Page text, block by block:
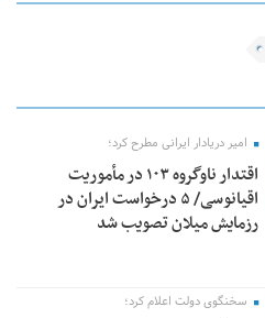
امیر دریادار ایرانی مطرح کرد؛
اقتدار ناوگروه ۱۰۳ در مأموریت‌
اقیانوسی/ ۵ درخواست ایران در
رزمایش میلان تصویب شد
سخنگوی دولت اعلام کرد؛